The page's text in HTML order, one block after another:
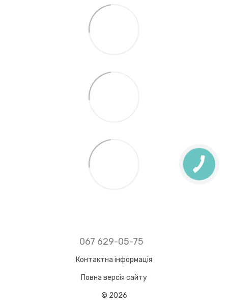
067 629-05-75
Контактна інформація
Повна версія сайту
© 2026